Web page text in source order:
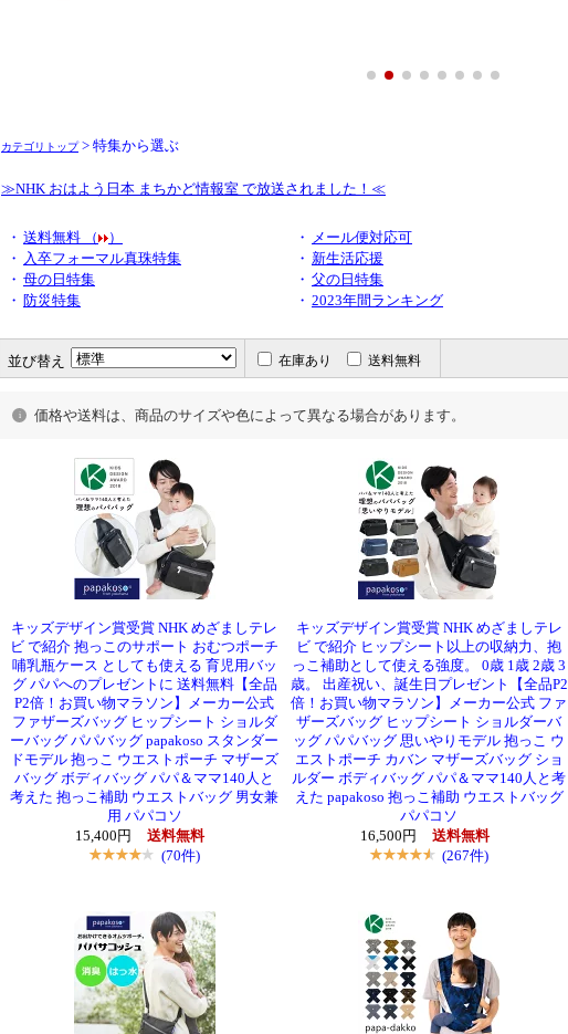
カテゴリトップ> 特集から選ぶ
≫NHK おはよう日本 まちかど情報室 で放送されました！≪
・ 送料無料 （ ） ・ メール便対応可
・
入卒フォーマル真珠特集 ・ 新生活応援
・ 母の日特集 ・ 父の日特集
・
防災特集 ・ 2023年間ランキング
並び替え 在庫あり 送料無料
価格や送料は、商品のサイズや色によって異なる場合があります。
キッズデザイン賞受賞 NHK めざましテレ
ビ で紹介 抱っこのサポート おむつポーチ
哺乳瓶ケース としても使える 育児用バッ
グ パパへのプレゼントに 送料無料【全品
P2倍！お買い物マラソン】メーカー公式
ファザーズバッグ ヒップシート ショルダ
ーバッグ パパバッグ papakoso スタンダー
ドモデル 抱っこ ウエストポーチ マザーズ
バッグ ボディバッグ パパ＆ママ140人と
考えた 抱っこ補助 ウエストバッグ 男女兼
用 パパコソ
15,400円
送料無料
(70件)
キッズデザイン賞受賞 NHK めざましテレ
ビ で紹介 ヒップシート以上の収納力、抱
っこ補助として使える強度。 0歳 1歳 2歳 3
歳。 出産祝い、誕生日プレゼント【全品P2
倍！お買い物マラソン】メーカー公式 ファ
ザーズバッグ ヒップシート ショルダーバ
ッグ パパバッグ 思いやりモデル 抱っこ ウ
エストポーチ カバン マザーズバッグ ショ
ルダー ボディバッグ パパ＆ママ140人と考
えた papakoso 抱っこ補助 ウエストバッグ
パパコソ
16,500円
送料無料
(267件)